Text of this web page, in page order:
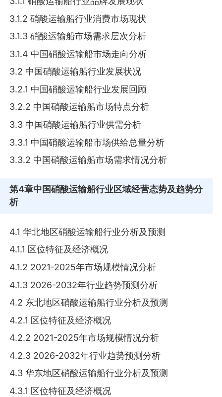
3.1.2 硝酸运输船行业消费市场现状
3.1.3 硝酸运输船市场需求层次分析
3.1.4 中国硝酸运输船市场走向分析
3.2 中国硝酸运输船行业发展状况
3.2.1 中国硝酸运输船行业发展回顾
3.2.2 中国硝酸运输船市场特点分析
3.3 中国硝酸运输船行业供需分析
3.3.1 中国硝酸运输船市场供给总量分析
3.3.2 中国硝酸运输船市场需求情况分析
第4章中国硝酸运输船行业区域经营态势及趋势分
析
4.1 华北地区硝酸运输船行业分析及预测
4.1.1 区位特征及经济概况
4.1.2 2021-2025年市场规模情况分析
4.1.3 2026-2032年行业趋势预测分析
4.2 东北地区硝酸运输船行业分析及预测
4.2.1 区位特征及经济概况
4.2.2 2021-2025年市场规模情况分析
4.2.3 2026-2032年行业趋势预测分析
4.3 华东地区硝酸运输船行业分析及预测
4.3.1 区位特征及经济概况